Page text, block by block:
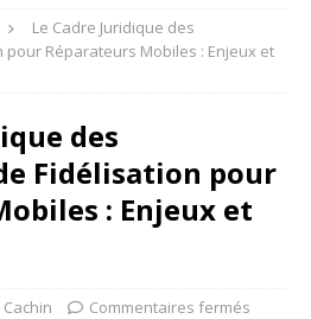
Le Cadre Juridique des
pour Réparateurs Mobiles : Enjeux et
des
Fidélisation pour
: Enjeux et
Commentaires fermés